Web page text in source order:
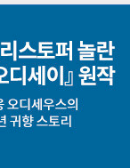
우 & 그